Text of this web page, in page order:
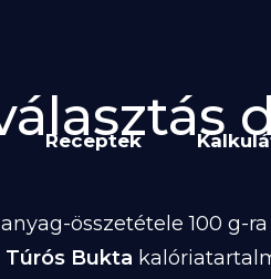
Receptek
összetétele 100 g-
Túrós Bukta